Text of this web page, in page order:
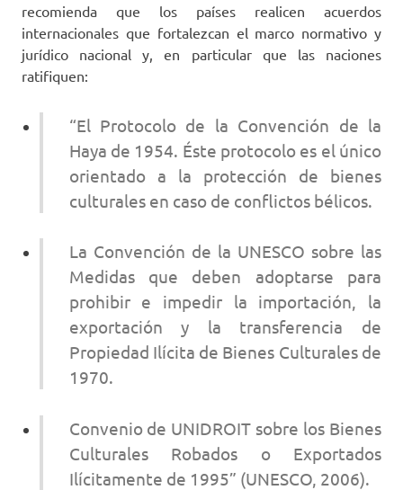
recomienda que los países realicen acuerdos
internacionales que fortalezcan el marco normativo y
jurídico nacional y, en particular que las naciones
ratifiquen:
“El Protocolo de la Convención de la
Haya de 1954. Éste protocolo es el único
orientado a la protección de bienes
culturales en caso de conflictos bélicos.
La Convención de la UNESCO sobre las
Medidas que deben adoptarse para
prohibir e impedir la importación, la
exportación y la transferencia de
Propiedad Ilícita de Bienes Culturales de
1970.
Convenio de UNIDROIT sobre los Bienes
Culturales Robados o Exportados
Ilícitamente de 1995” (UNESCO, 2006).